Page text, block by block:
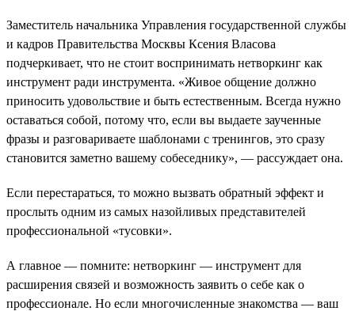
Заместитель начальника Управления государственной службы
и кадров Правительства Москвы Ксения Власова
подчеркивает, что не стоит воспринимать нетворкинг как
инструмент ради инструмента. «Живое общение должно
приносить удовольствие и быть естественным. Всегда нужно
оставаться собой, потому что, если вы выдаете заученные
фразы и разговариваете шаблонами с тренингов, это сразу
становится заметно вашему собеседнику», — рассуждает она.
Если перестараться, то можно вызвать обратный эффект и
прослыть одним из самых назойливых представителей
профессиональной «тусовки».
А главное — помните: нетворкинг — инструмент для
расширения связей и возможность заявить о себе как о
профессионале. Но если многочисленные знакомства — ваш